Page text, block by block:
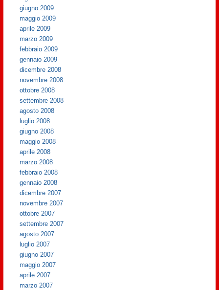
giugno 2009
maggio 2009
aprile 2009
marzo 2009
febbraio 2009
gennaio 2009
dicembre 2008
novembre 2008
ottobre 2008
settembre 2008
agosto 2008
luglio 2008
giugno 2008
maggio 2008
aprile 2008
marzo 2008
febbraio 2008
gennaio 2008
dicembre 2007
novembre 2007
ottobre 2007
settembre 2007
agosto 2007
luglio 2007
giugno 2007
maggio 2007
aprile 2007
marzo 2007